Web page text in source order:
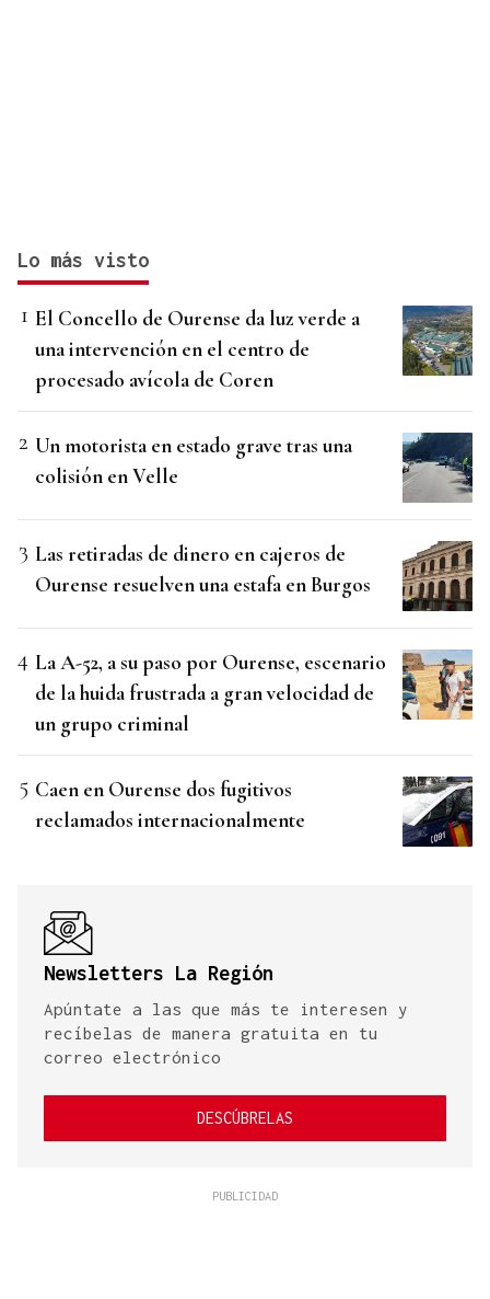
Lo más visto
El Concello de Ourense da luz verde a
una intervención en el centro de
procesado avícola de Coren
Un motorista en estado grave tras una
colisión en Velle
Las retiradas de dinero en cajeros de
Ourense resuelven una estafa en Burgos
La A-52, a su paso por Ourense, escenario
de la huida frustrada a gran velocidad de
un grupo criminal
Caen en Ourense dos fugitivos
reclamados internacionalmente
Newsletters La Región
Apúntate a las que más te interesen y
recíbelas de manera gratuita en tu
correo electrónico
DESCÚBRELAS